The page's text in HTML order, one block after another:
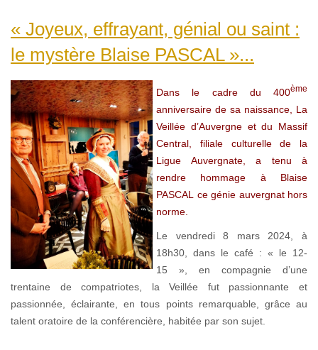
« Joyeux, effrayant, génial ou saint :
le mystère Blaise PASCAL »...
Dans le cadre du 400ème
anniversaire de sa naissance, La
Veillée d’Auvergne et du Massif
Central, filiale culturelle de la
Ligue Auvergnate, a tenu à
rendre hommage à Blaise
PASCAL ce génie auvergnat hors
norme.
Le vendredi 8 mars 2024, à
18h30, dans le café : « le 12-
15 », en compagnie d’une
trentaine de compatriotes, la Veillée fut passionnante et
passionnée, éclairante, en tous points remarquable, grâce au
talent oratoire de la conférencière, habitée par son sujet.